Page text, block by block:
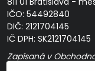
IČO: 54492840
DIČ: 2121704145
IČ DPH: SK2121704145
Zapísaná v